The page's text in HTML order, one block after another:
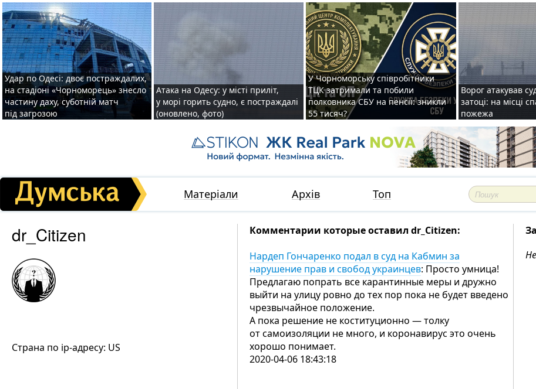
Удар по Одесі: двоє постраждалих,
на стадіоні «Чорноморець» знесло
частину даху, суботній матч
під загрозою
Атака на Одесу: у місті приліт,
у морі горить судно, є постраждалі
(оновлено, фото)
У Чорноморську співробітники
ТЦК затримали та побили
полковника СБУ на пенсії: зникли
55 тисяч?
Ворог атакував
затоці: на місці
пожежа
Матеріали Архів Топ
dr_Citizen
Страна по ip-адресу: US
Комментарии которые оставил dr_Citizen:
Нардеп Гончаренко подал в суд на Кабмин за
нарушение прав и свобод украинцев: Просто умница!
Предлагаю попрать все карантинные меры и дружно
выйти на улицу ровно до тех пор пока не будет введено
чрезвычайное положение.
А пока решение не коституционно — толку
от самоизоляции не много, и коронавирус это очень
хорошо понимает.
2020-04-06 18:43:18